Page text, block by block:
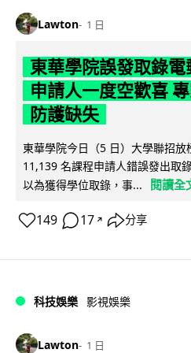
Lawton 1 日
東華學院誤發取錄電
申請人一度空歡喜
防護缺失
東華學院今日（5 日）大學聯招
11,139 名課程申請人錯誤發出取
以為獲得學位取錄，事...
閱讀全
149 17 ↗ 分享
科技娛樂 影視娛樂
Lawton 1 日